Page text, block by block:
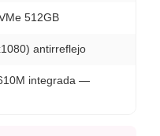
512GB
antirreflejo
integrada —